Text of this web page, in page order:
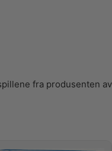
fra produsenten av